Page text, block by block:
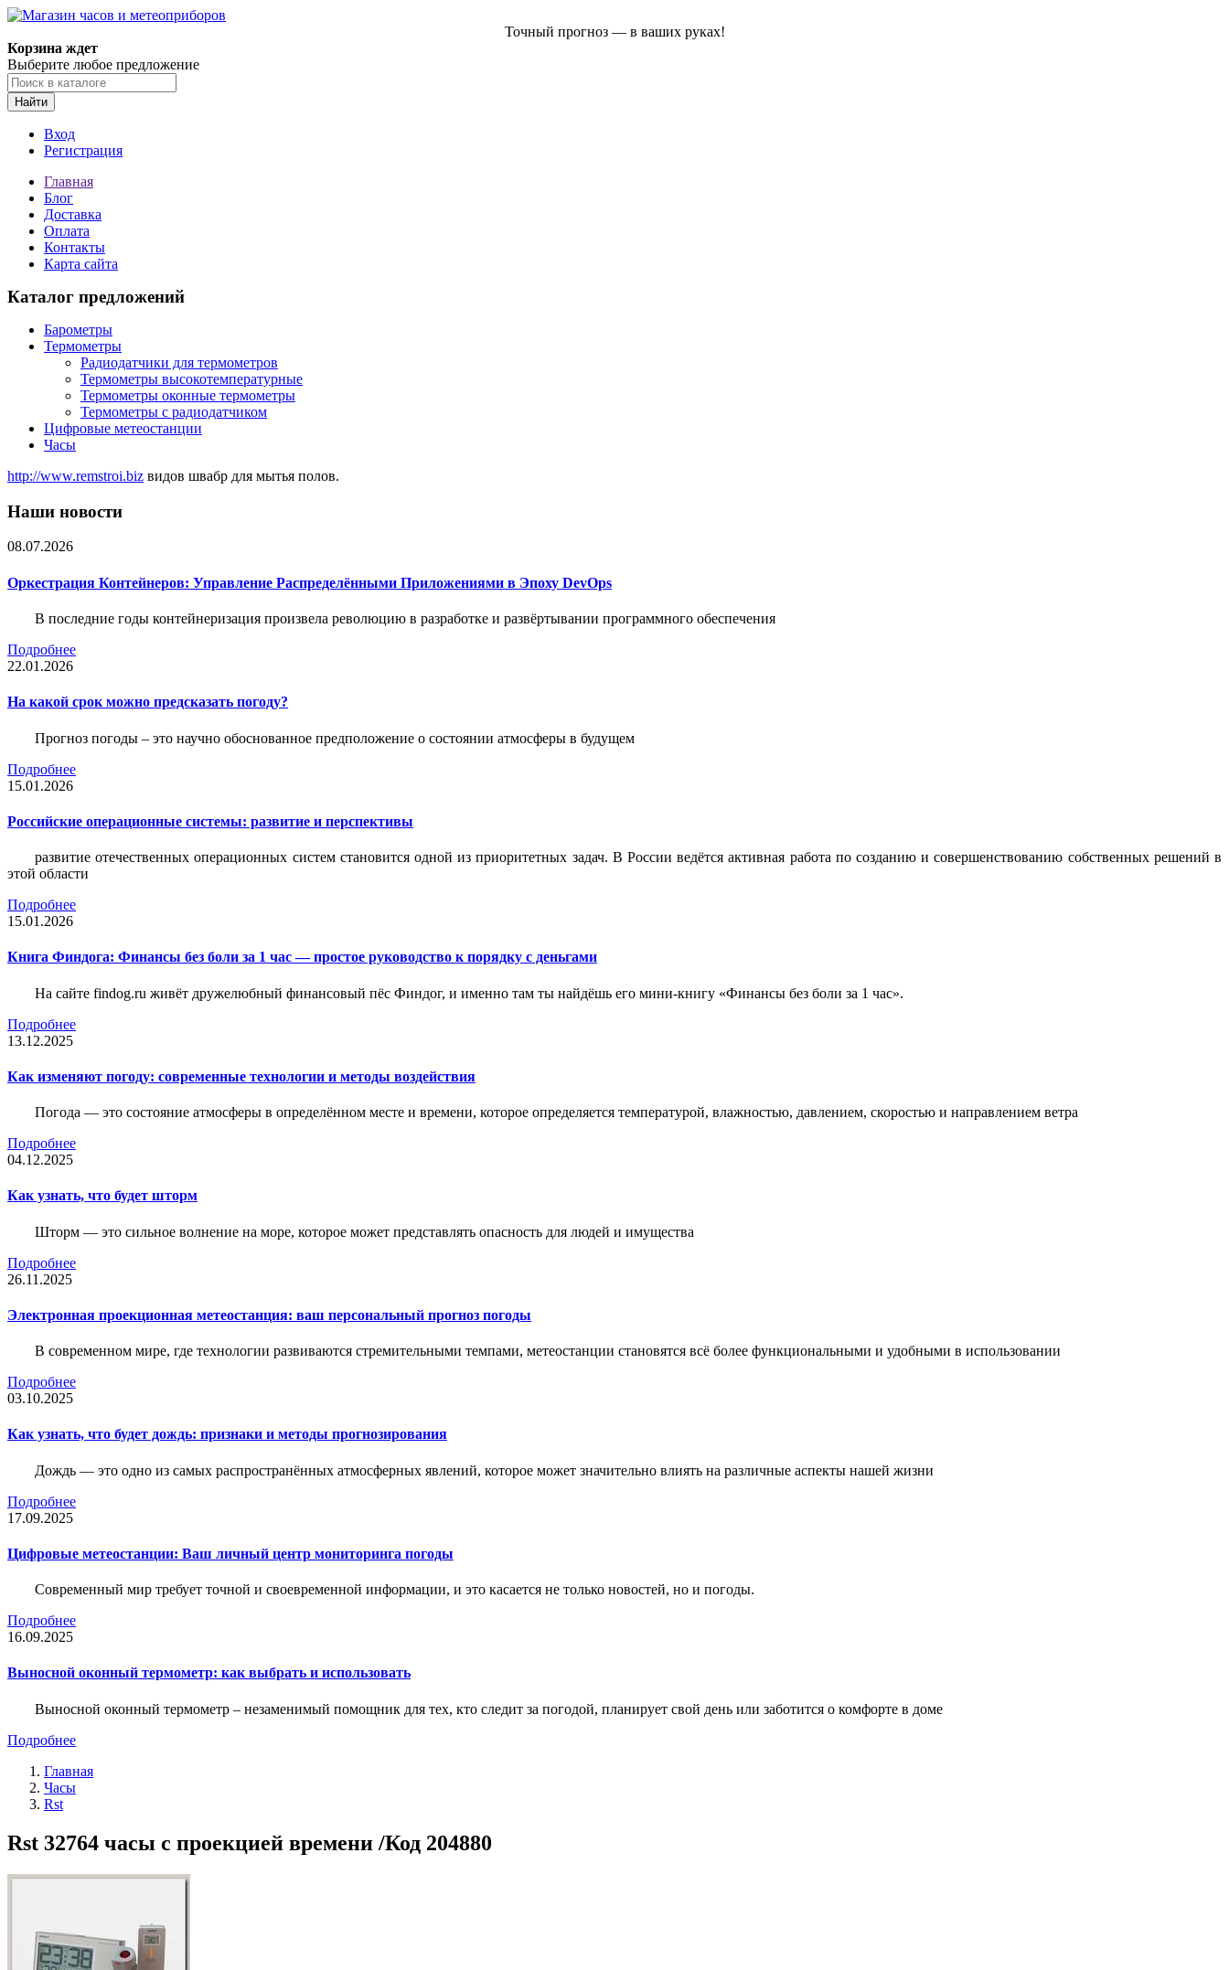
Точный прогноз — в ваших руках!
Корзина ждет
Выберите любое предложение
Найти
Вход
Регистрация
Главная
Блог
Доставка
Оплата
Контакты
Карта сайта
Каталог предложений
Барометры
Термометры
Радиодатчики для термометров
Термометры высокотемпературные
Термометры оконные термометры
Термометры с радиодатчиком
Цифровые метеостанции
Часы
http://www.remstroi.biz видов швабр для мытья полов.
Наши новости
08.07.2026
Оркестрация Контейнеров: Управление Распределёнными Приложениями в Эпоху DevOps
В последние годы контейнеризация произвела революцию в разработке и развёртывании программного обеспечения
Подробнее
22.01.2026
На какой срок можно предсказать погоду?
Прогноз погоды – это научно обоснованное предположение о состоянии атмосферы в будущем
Подробнее
15.01.2026
Российские операционные системы: развитие и перспективы
развитие отечественных операционных систем становится одной из приоритетных задач. В России ведётся активная работа по созданию и совершенствованию собственных решений в
этой области
Подробнее
15.01.2026
Книга Финдога: Финансы без боли за 1 час — простое руководство к порядку с деньгами
На сайте findog.ru живёт дружелюбный финансовый пёс Финдог, и именно там ты найдёшь его мини‑книгу «Финансы без боли за 1 час».
Подробнее
13.12.2025
Как изменяют погоду: современные технологии и методы воздействия
Погода — это состояние атмосферы в определённом месте и времени, которое определяется температурой, влажностью, давлением, скоростью и направлением ветра
Подробнее
04.12.2025
Как узнать, что будет шторм
Шторм — это сильное волнение на море, которое может представлять опасность для людей и имущества
Подробнее
26.11.2025
Электронная проекционная метеостанция: ваш персональный прогноз погоды
В современном мире, где технологии развиваются стремительными темпами, метеостанции становятся всё более функциональными и удобными в использовании
Подробнее
03.10.2025
Как узнать, что будет дождь: признаки и методы прогнозирования
Дождь — это одно из самых распространённых атмосферных явлений, которое может значительно влиять на различные аспекты нашей жизни
Подробнее
17.09.2025
Цифровые метеостанции: Ваш личный центр мониторинга погоды
Современный мир требует точной и своевременной информации, и это касается не только новостей, но и погоды.
Подробнее
16.09.2025
Выносной оконный термометр: как выбрать и использовать
Выносной оконный термометр – незаменимый помощник для тех, кто следит за погодой, планирует свой день или заботится о комфорте в доме
Подробнее
Главная
Часы
Rst
Rst 32764 часы с проекцией времени /Код 204880